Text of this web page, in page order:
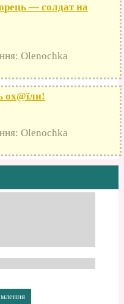
— солдат на
Olenochka
оx@їли!
Olenochka